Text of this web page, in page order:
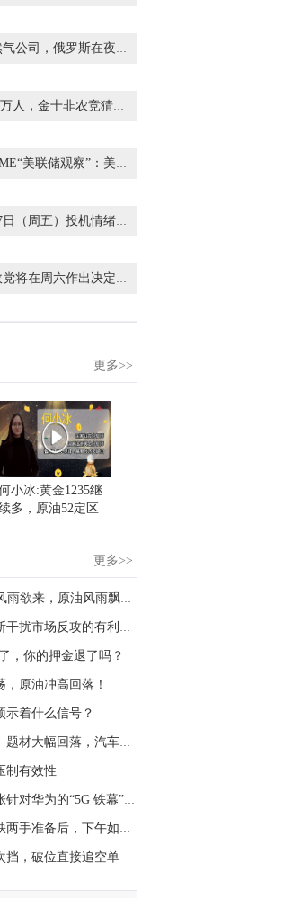
根据乌克兰国家石油天然气公司，俄罗斯在夜间袭击了7个天然气生产地点。
美国7月非农意外减少2.3万人，金十非农竞猜活动获奖名单已公布，点击“中奖名单”查看...
金十数据8月7日讯，据CME“美联储观察”：美联储到9月维持利率不变的概率为59.9%，累计加息25个基点的概率为40.1%。美联储到10月维持利率不变的概率为45.3%，累计加息25个基点的概率为44.9%，累计加息50个基点的概率为9.8%。
金十图示：2026年08月07日（周五）投机情绪指数
匈牙利总理毛焦尔：执政党将在周六作出决定，总统将于8月11日由议会选举产生。
夜盘开盘，国内期货主力合约涨多跌少。沪银涨超4%，沪金涨超2%，乙二醇（EG）、不锈钢（SS）涨超1%，沪镍、沪锡涨近1%。跌幅方面，沪锌、SC原油跌近1%。
金十数据8月7日讯，联合国粮食及农业组织7日发布报告显示，受谷物、食糖和植物油价格上涨带动，7月全球食品价格指数环比上涨0.6%至131.1点，为2023年1月以来新高，但较2022年3月历史高点低18.2%。报告显示，谷物价格指数环比上涨3.4%，其中小麦价格因黑海地区出口受扰、主要产区高温上涨5.8%，玉米价格因美国部分产区高温干旱及能源价格走强上涨3.6%，大米价格总体稳定。受国际原油价格上涨带动棕榈油和豆油价格走高等因素影响，植物油价格指数环比上涨2.0%，创2022年6月以来新高；受欧洲高温干旱等因素影响，食糖价格指数环比上涨5.6%；肉类和乳制品价格分别环比下降2.8%和0.7%。（央视新闻）
纽约时报经济记者Ben Casselman：7月雇主裁员，5月和6月的就业增长数据也被下调。最终结果是，今年早些时候出现的招聘激增现在看来已基本消失。过去三个月平均每月仅新增2万个就业岗位。
金十数据8月7日讯，据外媒分析报道，美联储接下来的关注重点将转向下一份消费者价格指数（CPI）报告，该报告将于下周8月12日公布。如果这份报告显示通胀意外偏热，就会进一步加剧有关美联储是否应在9月中旬的下一次会议上加息的争论。
匈牙利总理毛焦尔：政府将在8月31日前就700兆瓦风电装机容量发布招标。
更多>>
小冰:黄金1235继
多，原油52定区
更多>>
老K点期12.5OPEC会议风雨欲来，原油风雨飘摇如期空
强子论市：利空消息不断干扰市场反攻的有利时机在哪
，你的押金退了吗？
原油冲高回落！
示着什么信号？
强子论市：【涨停复盘】题材大幅回落，汽车板块活跃
制有效性
孟晚舟被捕的背后，一张针对华为的“5G 铁幕”正在降临
午评，低开低走缓跌补缺两手准备后，下午如何操作
挡，破位直接追空单